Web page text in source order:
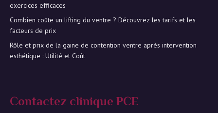
exercices efficaces
Combien coûte un lifting du ventre ? Découvrez les tarifs et les
facteurs de prix
Rôle et prix de la gaine de contention ventre après intervention
esthétique : Utilité et Coût
Contactez clinique PCE